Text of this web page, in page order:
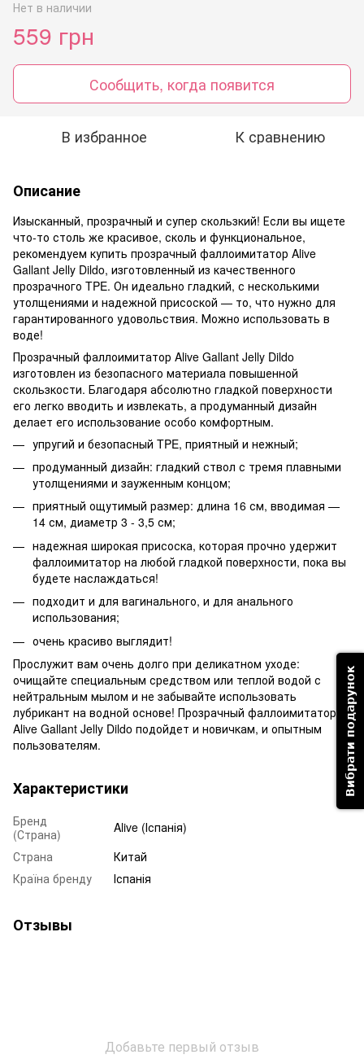
Нет в наличии
559 грн
Сообщить, когда появится
В избранное К сравнению
Описание
Изысканный, прозрачный и супер скользкий! Если вы ищете
что-то столь же красивое, сколь и функциональное,
рекомендуем купить прозрачный фаллоимитатор Alive
Gallant Jelly Dildo, изготовленный из качественного
прозрачного TPE. Он идеально гладкий, с несколькими
утолщениями и надежной присоской — то, что нужно для
гарантированного удовольствия. Можно использовать в
воде!
Прозрачный фаллоимитатор Alive Gallant Jelly Dildo
изготовлен из безопасного материала повышенной
скользкости. Благодаря абсолютно гладкой поверхности
его легко вводить и извлекать, а продуманный дизайн
делает его использование особо комфортным.
упругий и безопасный TPE, приятный и нежный;
продуманный дизайн: гладкий ствол с тремя плавными
утолщениями и зауженным концом;
приятный ощутимый размер: длина 16 см, вводимая —
14 см, диаметр 3 - 3,5 см;
надежная широкая присоска, которая прочно удержит
фаллоимитатор на любой гладкой поверхности, пока вы
будете наслаждаться!
подходит и для вагинального, и для анального
использования;
очень красиво выглядит!
Прослужит вам очень долго при деликатном уходе:
очищайте специальным средством или теплой водой с
нейтральным мылом и не забывайте использовать
лубрикант на водной основе! Прозрачный фаллоимитатор
Alive Gallant Jelly Dildo подойдет и новичкам, и опытным
пользователям.
Характеристики
Бренд
(Страна)
Alive (Іспанія)
Страна
Китай
Країна бренду
Іспанія
Отзывы
Добавьте первый отзыв
Вибрати подарунок